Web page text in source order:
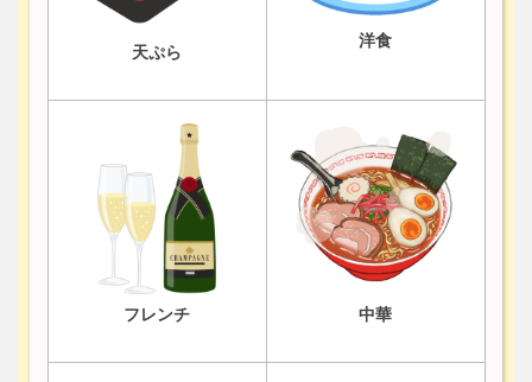
天ぷら
洋食
フレンチ 中華